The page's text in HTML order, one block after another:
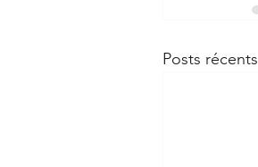
Posts récents